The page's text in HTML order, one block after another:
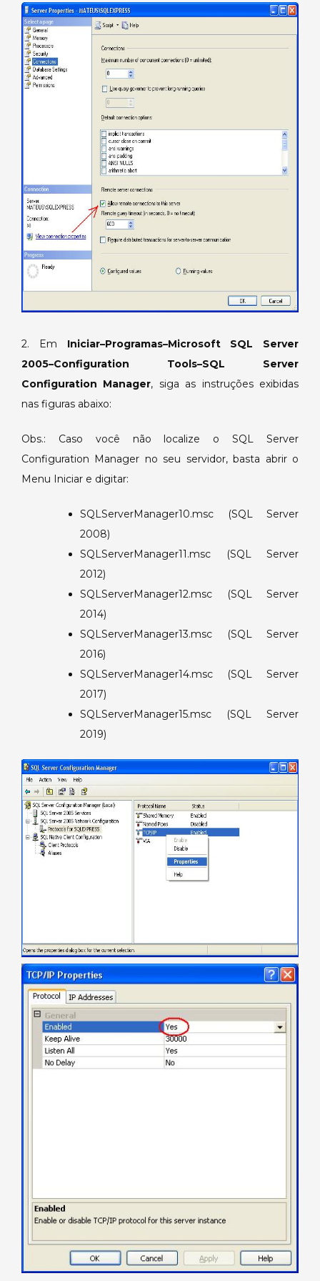
2. Em Iniciar–Programas–Microsoft SQL Server
2005–Configuration Tools–SQL Server
Configuration Manager, siga as instruções exibidas
nas figuras abaixo:
Obs.: Caso você não localize o SQL Server
Configuration Manager no seu servidor, basta abrir o
Menu Iniciar e digitar:
SQLServerManager10.msc (SQL Server
2008)
SQLServerManager11.msc (SQL Server
2012)
SQLServerManager12.msc (SQL Server
2014)
SQLServerManager13.msc (SQL Server
2016)
SQLServerManager14.msc (SQL Server
2017)
SQLServerManager15.msc (SQL Server
2019)